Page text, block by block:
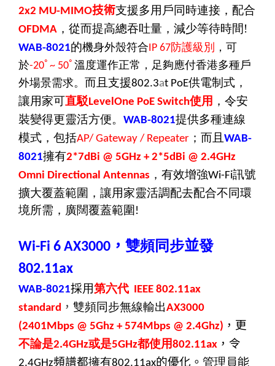
2x2 MU-MIMO技術支援多用戶同時連接，配合
OFDMA ，從而提高總吞吐量，減少等待時間!
WAB-8021的機身外殼符合IP 67防護級別 ，可
於-20ﾟ ~ 50ﾟ 溫度運作正常 ，足夠應付香港多種戶
外場景需求。 而且支援802.3at PoE供電制式，
讓用家可直駁LevelOne PoE Switch使用 ，令安
裝變得更靈活方便。 WAB-8021提供多種連線
模式，包括AP/ Gateway / Repeater ；而且 WAB-
8021擁有2*7dBi @ 5GHz + 2*5dBi @ 2.4GHz
Omni Directional Antennas ，有效增強Wi-Fi訊號
擴大覆蓋範圍，讓用家靈活調配去配合不同環
境所需，廣闊覆蓋範圍 !
Wi-Fi 6 AX3000 ， 雙頻同步並發
802.11ax
WAB-8021採用第六代 IEEE 802.11ax
standard ， 雙頻同步無線輸出AX3000
(2401Mbps @ 5Ghz + 574Mbps @ 2.4Ghz) ，更
不論是2.4GHz或是5GHz都使用802.11ax ，令
2.4GHz頻譜都擁有802.11ax的優化。 管理員能